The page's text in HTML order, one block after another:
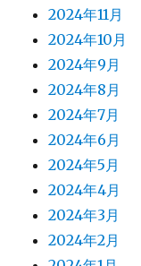
2024年11月
2024年10月
2024年9月
2024年8月
2024年7月
2024年6月
2024年5月
2024年4月
2024年3月
2024年2月